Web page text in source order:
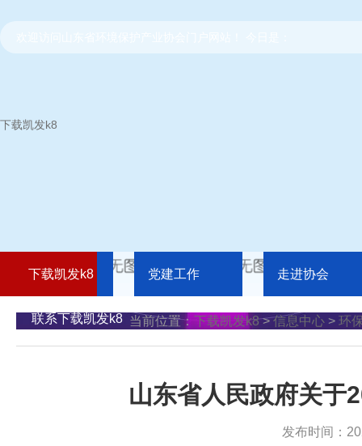
下载凯发k8
下载凯发k8 党建工作 走进协会
联系下载凯发k8 当前位置： 下载凯发k8>信息中心 > 环
山东省人民政府关于
发布时间：